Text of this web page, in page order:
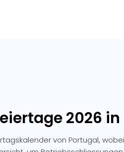
2026
von Portugal,